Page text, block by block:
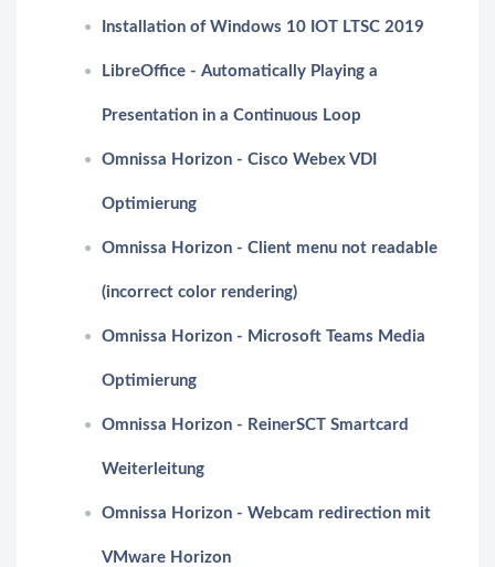
Installation of Windows 10 IOT LTSC 2019
LibreOffice - Automatically Playing a
Presentation in a Continuous Loop
Omnissa Horizon - Cisco Webex VDI
Optimierung
Omnissa Horizon - Client menu not readable
(incorrect color rendering)
Omnissa Horizon - Microsoft Teams Media
Optimierung
Omnissa Horizon - ReinerSCT Smartcard
Weiterleitung
Omnissa Horizon - Webcam redirection mit
VMware Horizon